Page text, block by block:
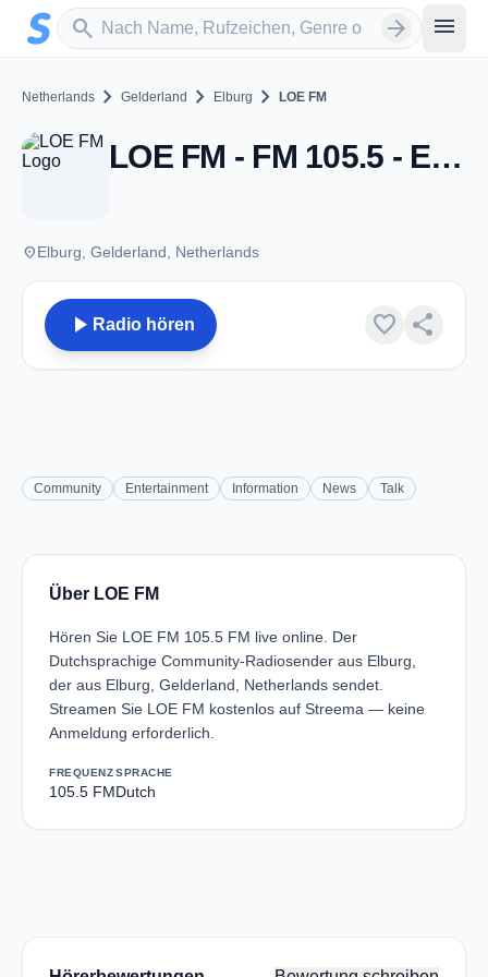
Zum Hauptinhalt springen
search
Sender suchen arrow_forward menu
Netherlands chevron_right Gelderland chevron_right Elburg chevron_right LOE FM
LOE FM - FM 105.5 - Elburg
placeElburg, Gelderland, Netherlands
play_arrow Radio hören favorite share
Community Entertainment Information News Talk
Über LOE FM
Hören Sie LOE FM 105.5 FM live online. Der
Dutchsprachige Community-Radiosender aus Elburg,
der aus Elburg, Gelderland, Netherlands sendet.
Streamen Sie LOE FM kostenlos auf Streema — keine
Anmeldung erforderlich.
FREQUENZ
105.5 FM
SPRACHE
Dutch